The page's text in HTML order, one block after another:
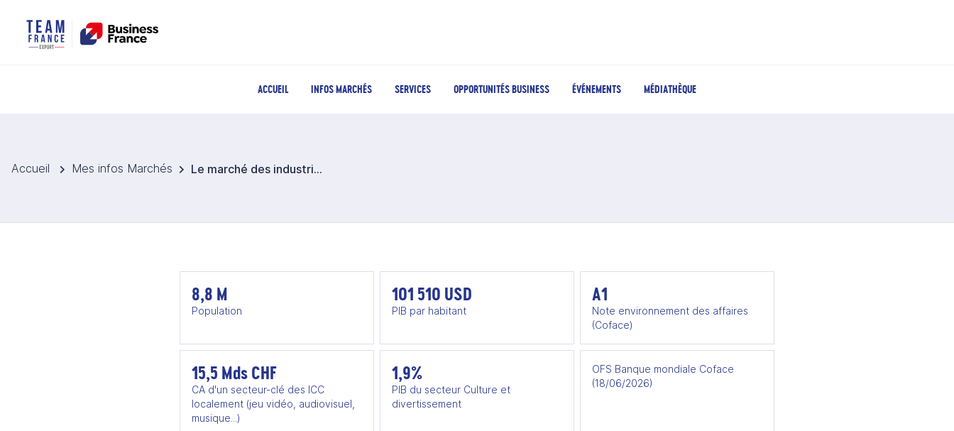
ACCUEIL INFOS MARCHÉS SERVICES OPPORTUNITÉS BUSINESS ÉVÉNEMENTS MÉDIATHÈQUE
Accueil Mes infos Marchés Le marché des industries culturelles et créatives, jeux vidéo en Suisse
8,8 M
Population
101 510 USD
PIB par habitant
A1
Note environnement des affaires
(Coface)
15,5 Mds CHF
CA d'un secteur-clé des ICC
localement (jeu vidéo, audiovisuel,
musique...)
1,9%
PIB du secteur Culture et
divertissement
OFS Banque mondiale Coface
(18/06/2026)